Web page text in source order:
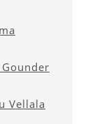
Vellala